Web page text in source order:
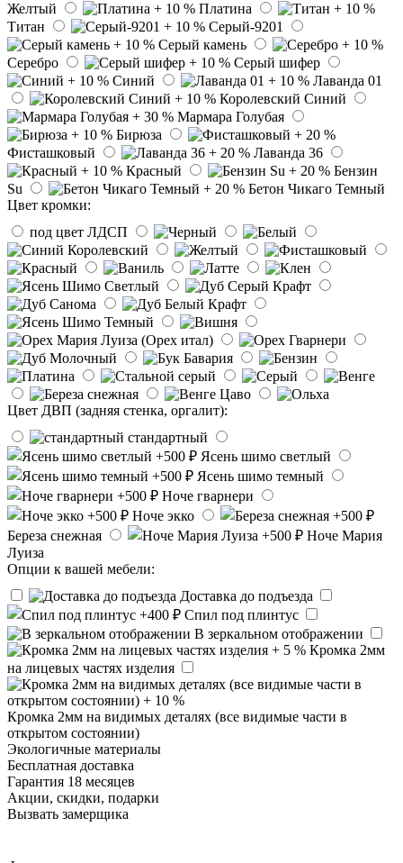
Желтый
Платина
Титан
Серый-9201
Серый камень
Серебро
Серый шифер
Синий
Лаванда 01
Королевский Синий
Мармара Голубая
Бирюза
Фисташковый
Лаванда 36
Красный
Бензин
Su
Бетон Чикаго Темный
Цвет кромки:
под цвет ЛДСП
Цвет ДВП (задняя стенка, оргалит):
стандартный
Ясень шимо светлый
Ясень шимо темный
Ноче гварнери
Ноче экко
Береза снежная
Ноче Мария
Луиза
Опции к вашей мебели:
Доставка до подъезда
Спил под плинтус
В зеркальном отображении
Кромка 2мм
на лицевых частях изделия
Кромка 2мм на видимых деталях (все видимые части в
открытом состоянии)
Экологичные материалы
Бесплатная доставка
Гарантия 18 месяцев
Акции, скидки, подарки
Вызвать замерщика